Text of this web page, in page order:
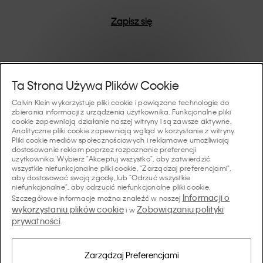
Zapisz się
Pomoc I Wsparcie
FAQ
Status zamówienia
Zamówienia i Dostawa
Zwroty i Zwroty Pieniędzy
Płatności
Tabela Rozmiarów
Kolekcje
#MYCALVINS
Calvin Klein Collection
Calvin Klein Underwear
Calvin Klein Sport
Wskazówki I Poradniki
Przewodnik po bieliźnie damskiej
Przewodnik po bieliźnie męskiej
Przewodnik po krojach jeansów damskich
O Nas
O Marce Calvin Klein
Dane Firmy
Język/ Kraj
Ta Strona Używa Plików Cookie
Calvin Klein wykorzystuje pliki cookie i powiązane technologie do
zbierania informacji z urządzenia użytkownika. Funkcjonalne pliki
cookie zapewniają działanie naszej witryny i są zawsze aktywne.
Analityczne pliki cookie zapewniają wgląd w korzystanie z witryny.
Pliki cookie mediów społecznościowych i reklamowe umożliwiają
dostosowanie reklam poprzez rozpoznanie preferencji
użytkownika. Wybierz "Akceptuj wszystko", aby zatwierdzić
wszystkie niefunkcjonalne pliki cookie, "Zarządzaj preferencjami",
aby dostosować swoją zgodę, lub "Odrzuć wszystkie
niefunkcjonalne", aby odrzucić niefunkcjonalne pliki cookie.
Szczegółowe informacje można znaleźć w naszej Informacji o
wykorzystaniu plików cookiei wZobowiązaniu polityki
prywatności.
Zarządzaj Preferencjami